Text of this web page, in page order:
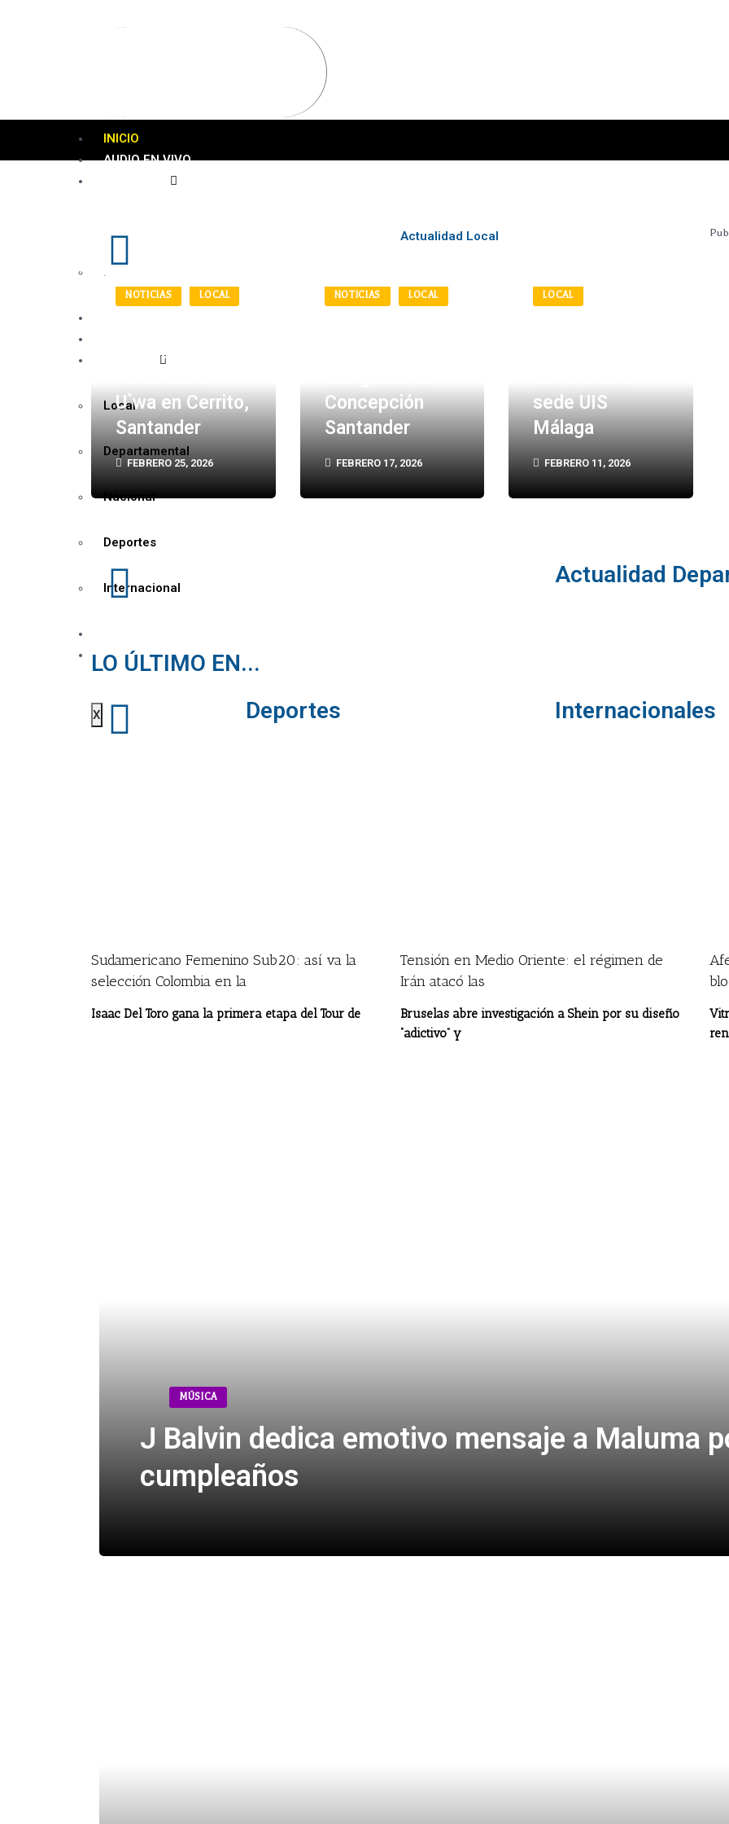
INICIO
AUDIO EN VIVO
Misión
Local
Departamental
Nacional
Deportes
Internacional
CONTACTO
X
Actualidad Local
NOTICIAS LOCAL
amenaza a
U`wa en Cerrito,
Santander
FEBRERO 25, 2026
NOTICIAS LOCAL
Concepción
Santander
FEBRERO 17, 2026
LOCAL
sede UIS
Málaga
FEBRERO 11, 2026
Actualidad
LO ÚLTIMO EN...
Deportes
Sudamericano Femenino Sub20: así va la
selección Colombia en la
Isaac Del Toro gana la primera etapa del Tour de
Internacionales
Tensión en Medio Oriente: el régimen de
Irán atacó las
Bruselas abre investigación a Shein por su diseño
“adictivo” y
MÚSICA
J Balvin dedica emotivo mensaje a Maluma
cumpleaños